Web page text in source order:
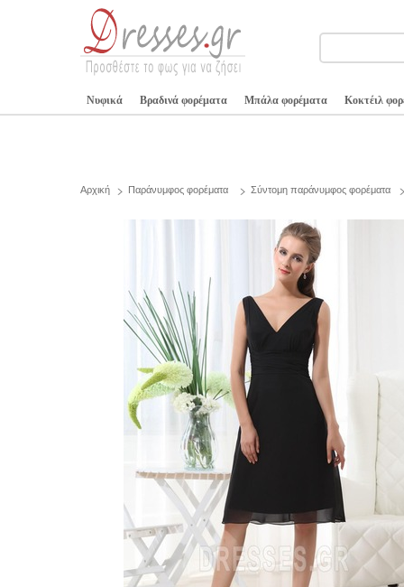
Νυφικά Βραδινά φορέματα Μπάλα φορέματα Κοκτέιλ
Αρχική Παράνυμφος φορέματα Σύντομη παράνυμφος φορέματα